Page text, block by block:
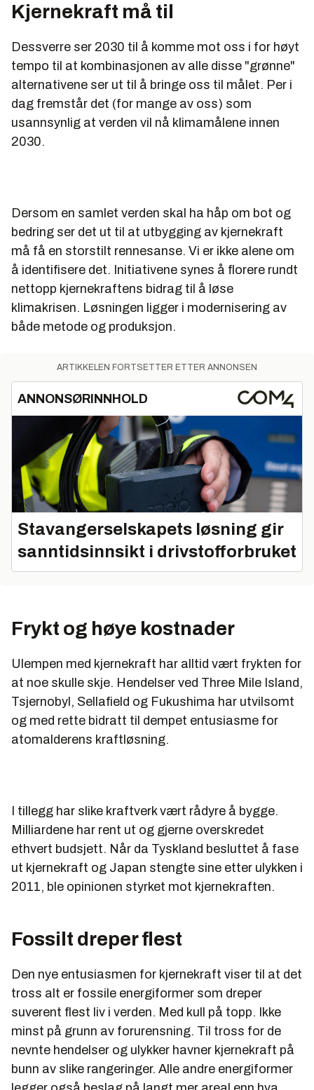
Kjernekraft må til
Dessverre ser 2030 til å komme mot oss i for høyt
tempo til at kombinasjonen av alle disse "grønne"
alternativene ser ut til å bringe oss til målet. Per i
dag fremstår det (for mange av oss) som
usannsynlig at verden vil nå klimamålene innen
2030.
Dersom en samlet verden skal ha håp om bot og
bedring ser det ut til at utbygging av kjernekraft
må få en storstilt rennesanse. Vi er ikke alene om
å identifisere det. Initiativene synes å florere rundt
nettopp kjernekraftens bidrag til å løse
klimakrisen. Løsningen ligger i modernisering av
både metode og produksjon.
ARTIKKELEN FORTSETTER ETTER ANNONSEN
ANNONSØRINNHOLD
Stavangerselskapets løsning gir
sanntidsinnsikt i drivstofforbruket
Frykt og høye kostnader
Ulempen med kjernekraft har alltid vært frykten for
at noe skulle skje. Hendelser ved Three Mile Island,
Tsjernobyl, Sellafield og Fukushima har utvilsomt
og med rette bidratt til dempet entusiasme for
atomalderens kraftløsning.
I tillegg har slike kraftverk vært rådyre å bygge.
Milliardene har rent ut og gjerne overskredet
ethvert budsjett. Når da Tyskland besluttet å fase
ut kjernekraft og Japan stengte sine etter ulykken i
2011, ble opinionen styrket mot kjernekraften.
Fossilt dreper flest
Den nye entusiasmen for kjernekraft viser til at det
tross alt er fossile energiformer som dreper
suverent flest liv i verden. Med kull på topp. Ikke
minst på grunn av forurensning. Til tross for de
nevnte hendelser og ulykker havner kjernekraft på
bunn av slike rangeringer. Alle andre energiformer